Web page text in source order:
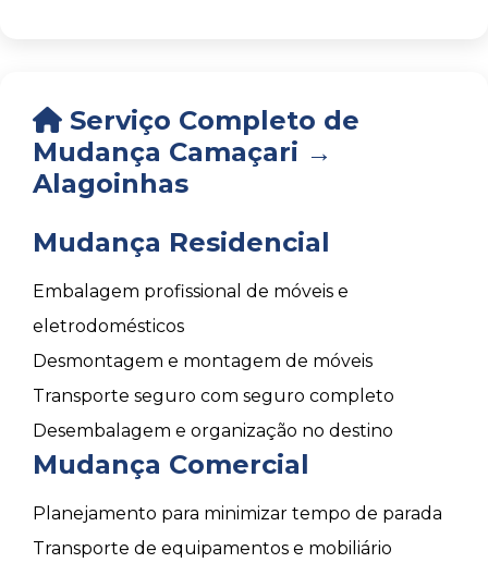
Serviço Completo de
Mudança Camaçari →
Alagoinhas
Mudança Residencial
Embalagem profissional de móveis e
eletrodomésticos
Desmontagem e montagem de móveis
Transporte seguro com seguro completo
Desembalagem e organização no destino
Mudança Comercial
Planejamento para minimizar tempo de parada
Transporte de equipamentos e mobiliário